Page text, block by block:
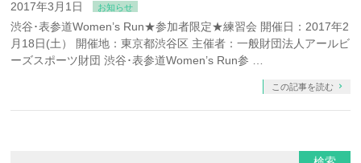
2017年3月1日 お知らせ
渋谷･表参道Women’s Run★参加者限定★練習会 開催日：2017年2
月18日(土） 開催地：東京都渋谷区 主催者：一般財団法人アールビ
ーズスポーツ財団 渋谷･表参道Women’s Run参 …
この記事を読む